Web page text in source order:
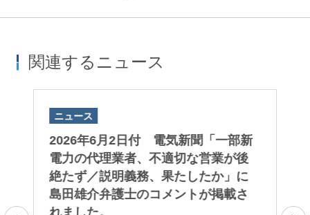
関連するニュース
ニュース
2026年6月2日付 電気新聞「一部新
電力の代理業者、不適切な営業が後
絶たず／説明義務、果たしたか」に
島田雄介弁護士のコメントが掲載さ